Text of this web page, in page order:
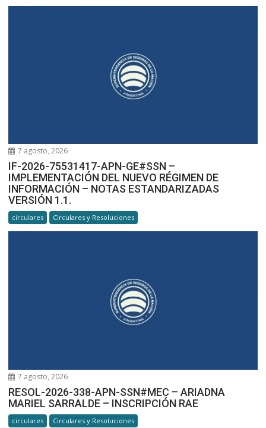
7 agosto, 2026
IF-2026-75531417-APN-GE#SSN –
IMPLEMENTACIÓN DEL NUEVO RÉGIMEN DE
INFORMACIÓN – NOTAS ESTANDARIZADAS
VERSIÓN 1.1.
circulares Circulares y Resoluciones
7 agosto, 2026
RESOL-2026-338-APN-SSN#MEC – ARIADNA
MARIEL SARRALDE – INSCRIPCIÓN RAE
circulares Circulares y Resoluciones